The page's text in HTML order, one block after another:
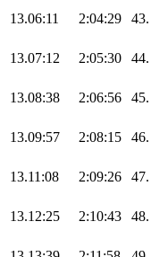
13.06:11 2:04:29 43.
13.07:12 2:05:30 44.
13.08:38 2:06:56 45.
13.09:57 2:08:15 46.
13.11:08 2:09:26 47.
13.12:25 2:10:43 48.